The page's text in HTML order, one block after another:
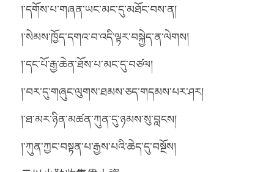
།་དགོས་པ་གཞན་ཡང་མང་དུ་མཐོང་བས་ན།
།་སེམས་ཁྱོད་དགའ་བ་འདི་ལྟར་བསྐྱེད་ན་ལེགས།
།་དང་པོ་རྒྱ་ཆེན་ཐོས་པ་མང་དུ་བཙལ།
།་བར་དུ་གཞུང་ལུགས་ཐམས་ཅད་གདམས་པར་ཤར།
།་ཐ་མར་ཉིན་མཚན་ཀུན་དུ་ཉམས་སུ་བླངས།
།་ཀུན་ཀྱང་བསྟན་པ་རྒྱས་པའི་ཆེད་དུ་བསྔོས།